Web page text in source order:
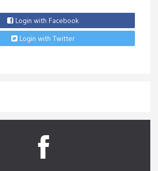
Login with Facebook
Login with Twitter